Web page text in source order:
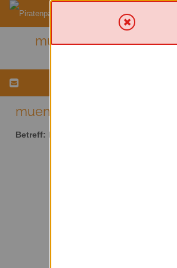
muenster - Kreis
Menü für
muenster AT
Betreff: